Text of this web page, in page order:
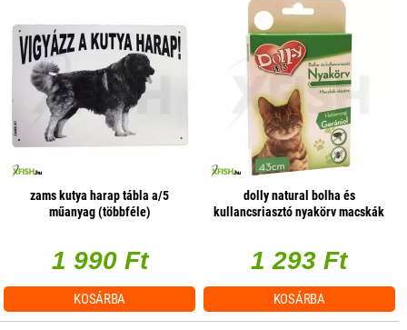
zams kutya harap tábla a/5
műanyag (többféle)
1 990 Ft
KOSÁRBA
dolly natural bolha és
kullancsriasztó nyakörv macskák
1 293 Ft
KOSÁRBA